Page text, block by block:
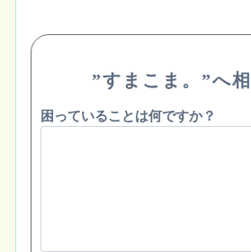
”すまこま。”へ
困っていることは何ですか？